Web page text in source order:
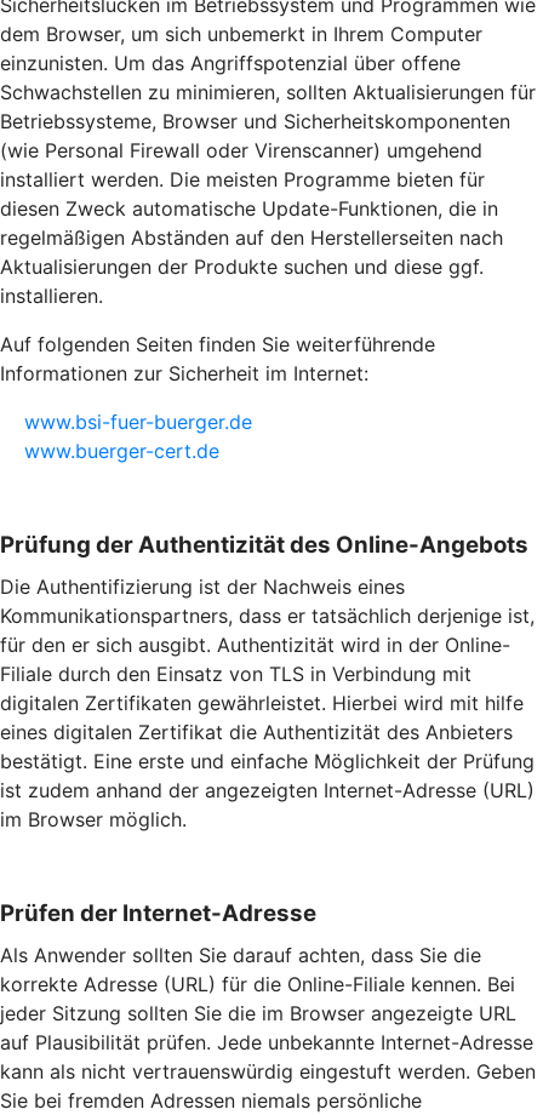
Sicherheitslücken im Betriebssystem und Programmen wie
dem Browser, um sich unbemerkt in Ihrem Computer
einzunisten. Um das Angriffspotenzial über offene
Schwachstellen zu minimieren, sollten Aktualisierungen für
Betriebssysteme, Browser und Sicherheitskomponenten
(wie Personal Firewall oder Virenscanner) umgehend
installiert werden. Die meisten Programme bieten für
diesen Zweck automatische Update-Funktionen, die in
regelmäßigen Abständen auf den Herstellerseiten nach
Aktualisierungen der Produkte suchen und diese ggf.
installieren.
Auf folgenden Seiten finden Sie weiterführende
Informationen zur Sicherheit im Internet:
www.bsi-fuer-buerger.de
www.buerger-cert.de
Prüfung der Authentizität des Online-Angebots
Die Authentifizierung ist der Nachweis eines
Kommunikationspartners, dass er tatsächlich derjenige ist,
für den er sich ausgibt. Authentizität wird in der Online-
Filiale durch den Einsatz von TLS in Verbindung mit
digitalen Zertifikaten gewährleistet. Hierbei wird mit hilfe
eines digitalen Zertifikat die Authentizität des Anbieters
bestätigt. Eine erste und einfache Möglichkeit der Prüfung
ist zudem anhand der angezeigten Internet-Adresse (URL)
im Browser möglich.
Prüfen der Internet-Adresse
Als Anwender sollten Sie darauf achten, dass Sie die
korrekte Adresse (URL) für die Online-Filiale kennen. Bei
jeder Sitzung sollten Sie die im Browser angezeigte URL
auf Plausibilität prüfen. Jede unbekannte Internet-Adresse
kann als nicht vertrauenswürdig eingestuft werden. Geben
Sie bei fremden Adressen niemals persönliche